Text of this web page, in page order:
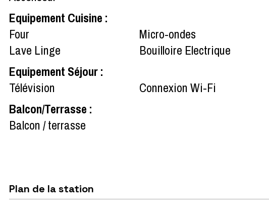
Equipement Cuisine :
Four
Micro-ondes
Lave Linge
Bouilloire Electrique
Equipement Séjour:
Télévision
Connexion Wi-Fi
Balcon/Terrasse :
Balcon / terrasse
Plan de la station